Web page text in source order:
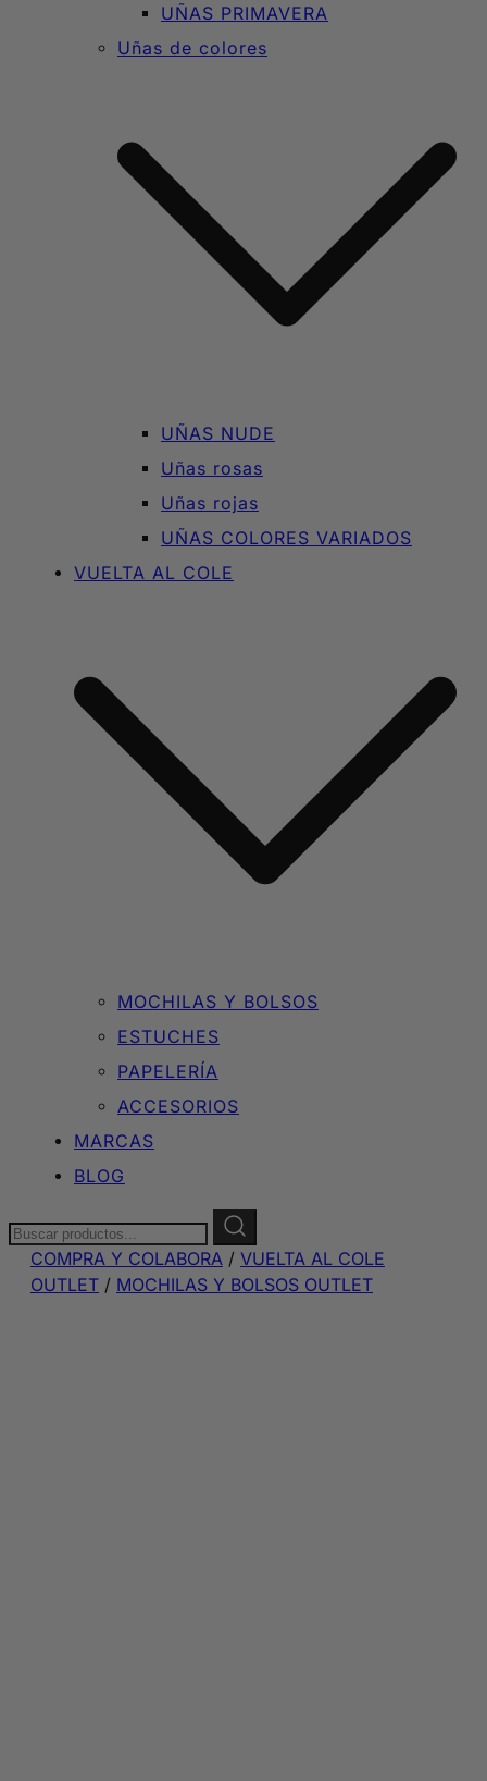
UÑAS PRIMAVERA
Uñas de colores
UÑAS NUDE
Uñas rosas
Uñas rojas
UÑAS COLORES VARIADOS
VUELTA AL COLE
MOCHILAS Y BOLSOS
ESTUCHES
PAPELERÍA
ACCESORIOS
MARCAS
BLOG
Buscar:
COMPRA Y COLABORA / VUELTA AL COLE
OUTLET / MOCHILAS Y BOLSOS OUTLET